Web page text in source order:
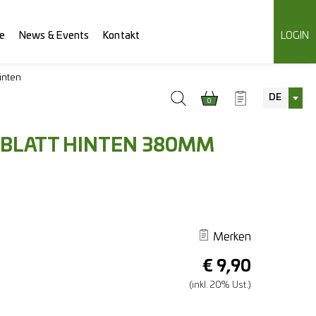
News & Events Kontakt LOGIN
0 DE
HINTEN 380MM
Merken
€ 9,90
(inkl. 20% Ust.)